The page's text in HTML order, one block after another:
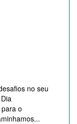
no seu
o